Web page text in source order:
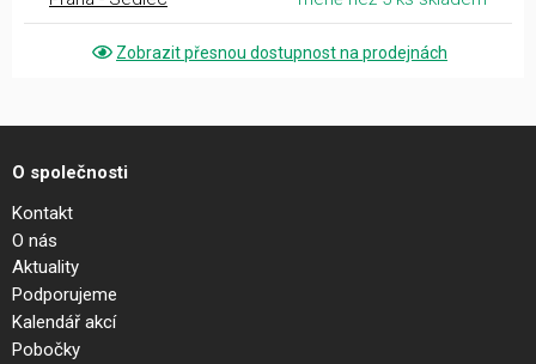
Zobrazit přesnou dostupnost na prodejnách
O společnosti
Kontakt
O nás
Aktuality
Podporujeme
Kalendář akcí
Pobočky